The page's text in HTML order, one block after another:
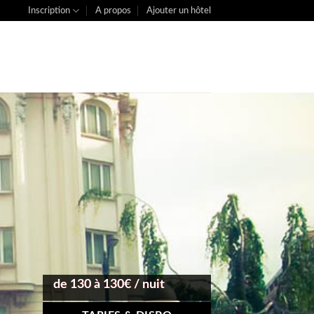
Inscription A propos Ajouter un hôtel
de 130 à 130€ / nuit